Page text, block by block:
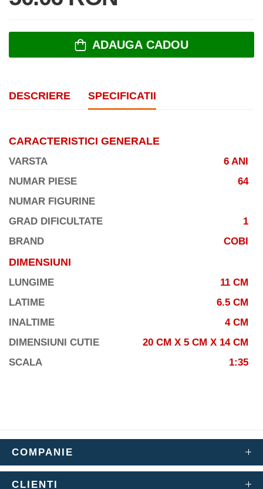
ADAUGA CADOU
DESCRIERE SPECIFICATII
CARACTERISTICI GENERALE
VARSTA
6 ANI
NUMAR PIESE
64
NUMAR FIGURINE
GRAD DIFICULTATE
1
BRAND
COBI
DIMENSIUNI
LUNGIME
11 CM
LATIME
6.5 CM
INALTIME
4 CM
DIMENSIUNI CUTIE
20 CM X 5 CM X 14 CM
SCALA
1:35
COMPANIE
CLIENTI